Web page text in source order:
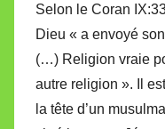
Selon le Coran
Dieu « a envoyé
(…) Religion vraie
autre religion ». Il
la tête d’un